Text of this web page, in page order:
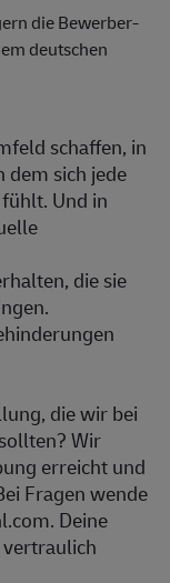
die Bewerber-
deutschen
schaffen, in
sich jede
Und in
die sie
die wir bei
Wir
erreicht und
Fragen wende
Deine